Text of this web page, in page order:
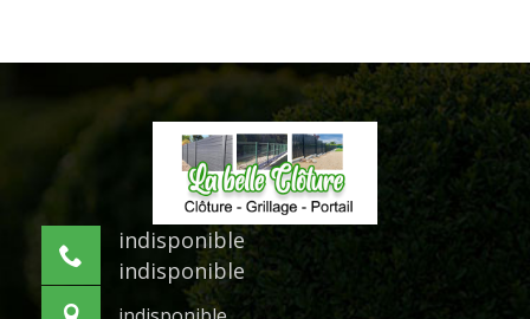
indisponible
indisponible